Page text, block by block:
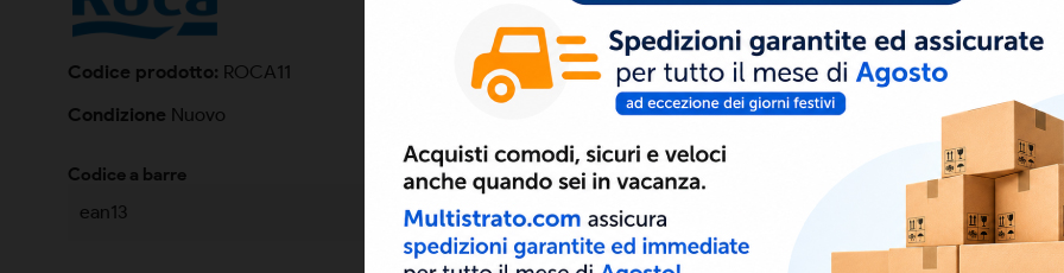
Codice prodotto: ROCA11
Condizione Nuovo
Codice a barre
ean13 8050000022771